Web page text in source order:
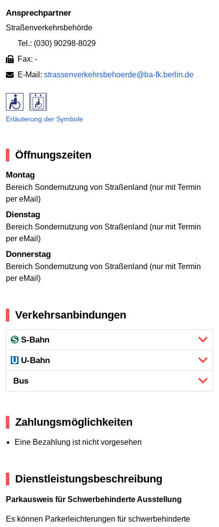
Ansprechpartner
Straßenverkehrsbehörde
Tel.: (030) 90298-8029
Fax: -
E-Mail: strassenverkehrsbehoerde@ba-fk.berlin.de
Erläuterung der Symbole
Öffnungszeiten
Montag
Bereich Sondernutzung von Straßenland (nur mit Termin
per eMail)
Dienstag
Bereich Sondernutzung von Straßenland (nur mit Termin
per eMail)
Donnerstag
Bereich Sondernutzung von Straßenland (nur mit Termin
per eMail)
Verkehrsanbindungen
S-Bahn
U-Bahn
Bus
Zahlungsmöglichkeiten
Eine Bezahlung ist nicht vorgesehen
Dienstleistungsbeschreibung
Parkausweis für Schwerbehinderte Ausstellung
Es können Parkerleichterungen für schwerbehinderte